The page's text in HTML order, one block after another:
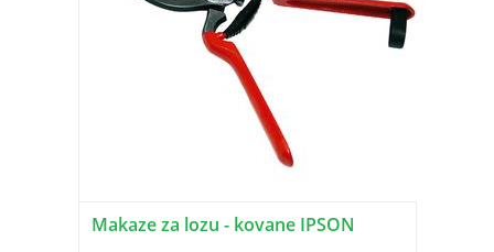
Makaze za lozu - kovane IPSON